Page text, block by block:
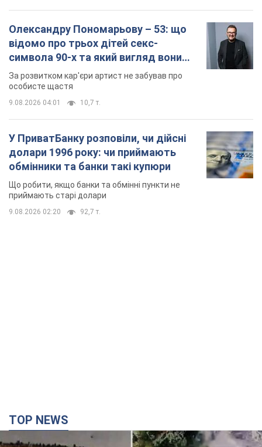
Олександру Пономарьову – 53: що
відомо про трьох дітей секс-
символа 90-х та який вигляд вони
мають
За розвитком кар'єри артист не забував про
особисте щастя
9.08.2026 04:01 10,7 т.
У ПриватБанку розповіли, чи дійсні
долари 1996 року: чи приймають
обмінники та банки такі купюри
Що робити, якщо банки та обмінні пункти не
приймають старі долари
9.08.2026 02:20 92,7 т.
TOP NEWS